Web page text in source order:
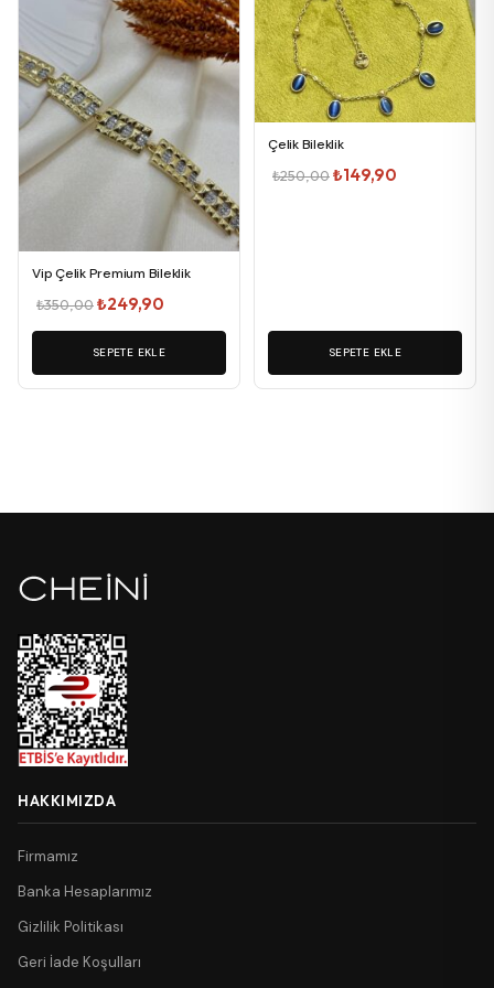
Vip Çelik Premium Bileklik
₺350,00Orijinal
fiyat:
₺350,00.
₺249,90
andaki
fiyat:
SEPETE EKLE
Çelik Bileklik
₺250,00Orijinal
₺149,90
SEPETE EKLE
HAKKIMIZDA
Firmamız
Banka Hesaplarımız
Gizlilik Politikası
Geri İade Koşulları